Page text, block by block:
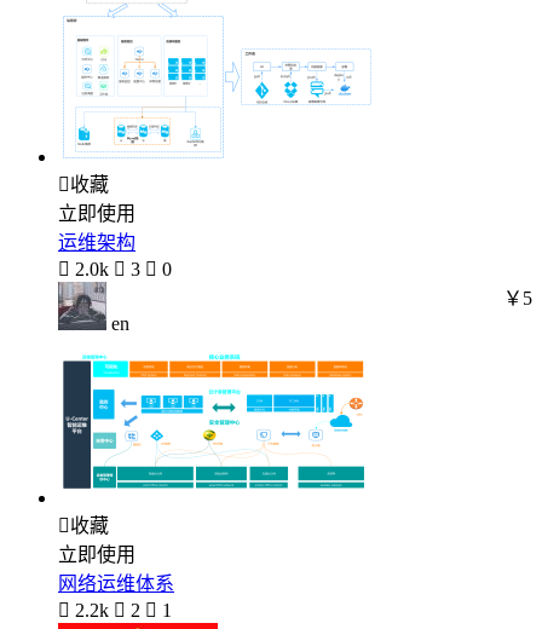
收藏
立即使用
运维架构
 2.0k  3  0
en
￥5
收藏
立即使用
网络运维体系
 2.2k  2  1